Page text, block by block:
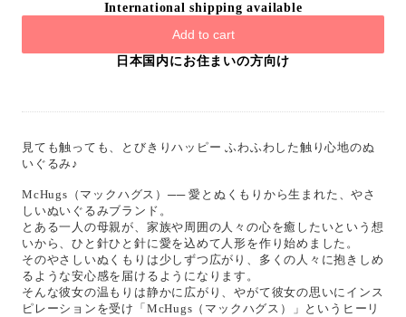
International shipping available
Add to cart
日本国内にお住まいの方向け
見ても触っても、とびきりハッピー ふわふわした触り心地のぬ
いぐるみ♪
McHugs（マックハグス）── 愛とぬくもりから生まれた、やさ
しいぬいぐるみブランド。
とある一人の母親が、家族や周囲の人々の心を癒したいという想
いから、ひと針ひと針に愛を込めて人形を作り始めました。
そのやさしいぬくもりは少しずつ広がり、多くの人々に抱きしめ
るような安心感を届けるようになります。
そんな彼女の温もりは静かに広がり、やがて彼女の思いにインス
ピレーションを受け「McHugs（マックハグス）」というヒーリ